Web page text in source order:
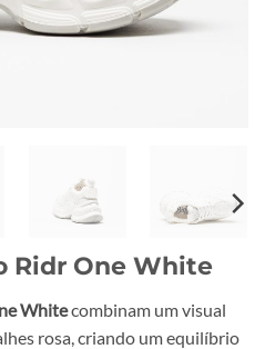
Ridr One White
Whitecombinam um visual
rosa, criando um equilíbrio